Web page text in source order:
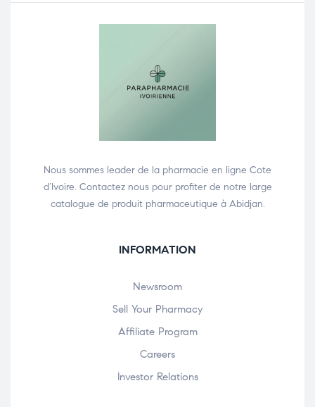
Nous sommes leader de la pharmacie en ligne Cote
d’Ivoire. Contactez nous pour profiter de notre large
catalogue de produit pharmaceutique à Abidjan.
INFORMATION
Newsroom
Sell Your Pharmacy
Affiliate Program
Careers
Investor Relations